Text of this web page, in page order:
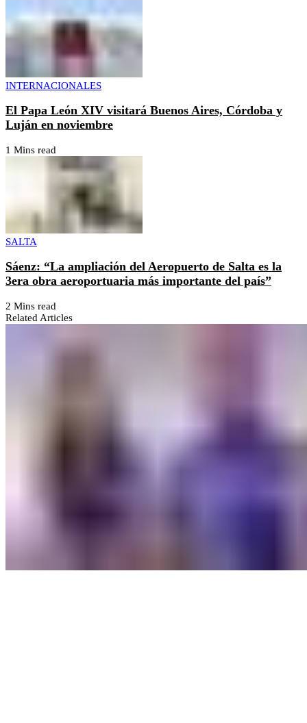
INTERNACIONALES
El Papa León XIV visitará Buenos Aires, Córdoba y
Luján en noviembre
1 Mins read
SALTA
Sáenz: “La ampliación del Aeropuerto de Salta es la
3era obra aeroportuaria más importante del país”
2 Mins read
Related Articles